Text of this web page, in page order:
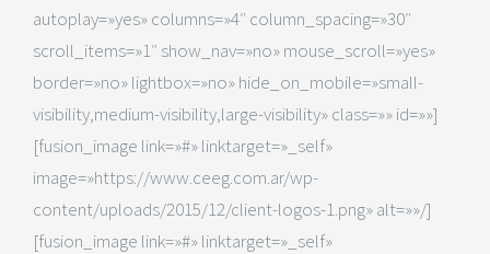
autoplay=»yes» columns=»4″ column_spacing=»30″
scroll_items=»1″ show_nav=»no» mouse_scroll=»yes»
border=»no» lightbox=»no» hide_on_mobile=»small-
visibility,medium-visibility,large-visibility» class=»» id=»»]
[fusion_image link=»#» linktarget=»_self»
image=»https://www.ceeg.com.ar/wp-
content/uploads/2015/12/client-logos-1.png» alt=»»/]
[fusion_image link=»#» linktarget=»_self»